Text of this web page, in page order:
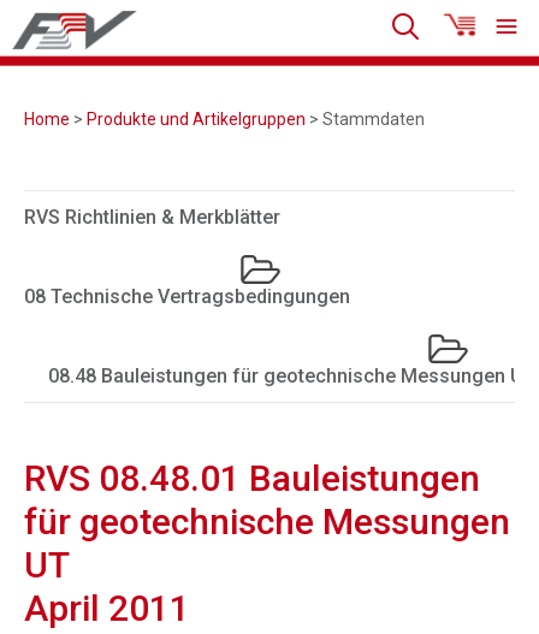
Home > Produkte und Artikelgruppen > Stammdaten
RVS Richtlinien & Merkblätter
08 Technische Vertragsbedingungen
08.48 Bauleistungen für geotechnische Messungen UT
RVS 08.48.01 Bauleistungen
für geotechnische Messungen
UT
April 2011